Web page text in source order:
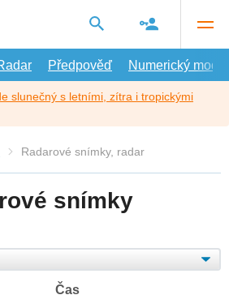
Předpověď Numerický model
slunečný s letními, zítra i tropickými
Radarové snímky, radar
snímky
Čas